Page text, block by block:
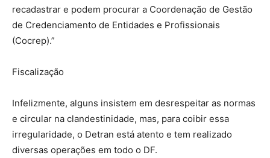
recadastrar e podem procurar a Coordenação de Gestão
de Credenciamento de Entidades e Profissionais
(Cocrep).”
Fiscalização
Infelizmente, alguns insistem em desrespeitar as normas
e circular na clandestinidade, mas, para coibir essa
irregularidade, o Detran está atento e tem realizado
diversas operações em todo o DF.